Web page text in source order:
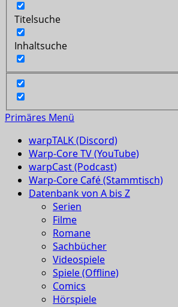
Titelsuche
Inhaltsuche
Primäres Menü
warpTALK (Discord)
Warp-Core TV (YouTube)
warpCast (Podcast)
Warp-Core Café (Stammtisch)
Datenbank von A bis Z
Serien
Filme
Romane
Sachbücher
Videospiele
Spiele (Offline)
Comics
Hörspiele